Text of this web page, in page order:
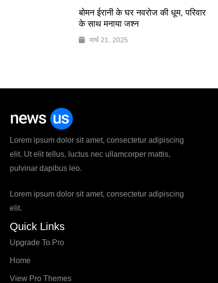
बोमन ईरानी के घर नवरोज की धूम, परिवार
के साथ मनाया जश्न
मार्च 21, 2025
Lorem ipsum dolor sit amet, consectetur adipiscing
elit. Ut elit tellus, luctus nec ullamcorper mattis,
pulvinar dapibus leo.
Lorem ipsum dolor sit amet, consectetur adipiscing
elit.
Quick Links
Upgrade To Pro
Home
View Pro Themes